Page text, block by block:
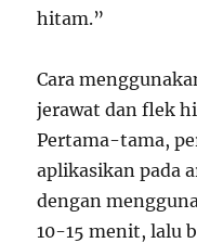
hitam.”
Cara
jerawat dan flek
Pertama-tama,
aplikasikan pada
dengan
10-15 menit, lalu